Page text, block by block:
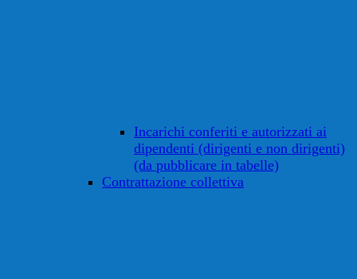
Incarichi conferiti e autorizzati ai
dipendenti (dirigenti e non dirigenti)
(da pubblicare in tabelle)
Contrattazione collettiva